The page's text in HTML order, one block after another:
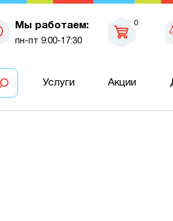
Мы работаем:
пн-пт 9:00-17:30
0
Услуги Акции